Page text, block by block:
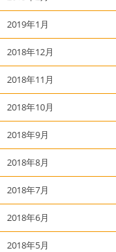
2019年1月
2018年12月
2018年11月
2018年10月
2018年9月
2018年8月
2018年7月
2018年6月
2018年5月